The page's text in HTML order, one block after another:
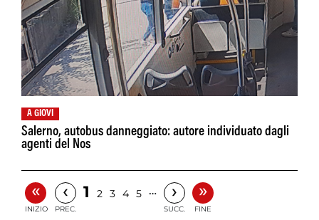
A GIOVI
Salerno, autobus danneggiato: autore individuato dagli
agenti del Nos
«
INIZIO
‹
PREC.
1 2 3 4 5 … ›
SUCC.
»
FINE